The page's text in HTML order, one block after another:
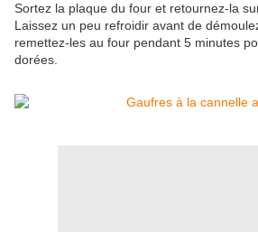
Sortez la plaque du four et retournez-la
Laissez un peu refroidir avant de
remettez-les au four pendant 5 minutes
dorées.